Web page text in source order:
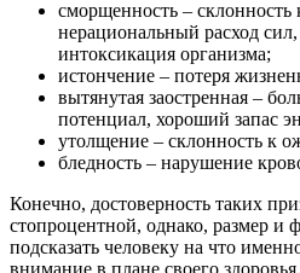
сморщенность – склонность
нерациональный расход сил,
интоксикация организма;
истончение – потеря
вытянутая заостренная –
потенциал, хороший запас
утолщение – склонность к
бледность – нарушение
Конечно, достоверность таких
стопроцентной, однако, размер
подсказать человеку на что
внимание в плане своего здоровья.